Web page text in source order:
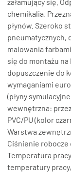
chemikalia.
płynów. Szeroko
pneumatycznych,
malowania
się do montażu
dopuszczenie do
wymaganiami
(płyny
wewnętrzna:
PVC/PU (kolor
Warstwa
Ciśnienie robocze
Temperatura
temperatury